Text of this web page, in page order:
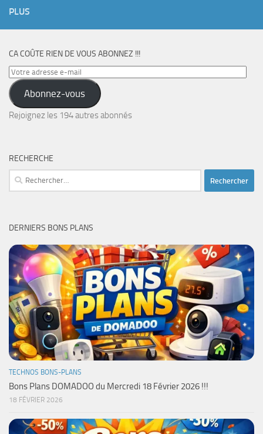
PLUS
CA COÛTE RIEN DE VOUS ABONNEZ !!!
Votre
adresse
e-
mail
Abonnez-vous
Rejoignez les 194 autres abonnés
RECHERCHE
Rechercher :
DERNIERS BONS PLANS
TECHNOS BONS-PLANS
Bons Plans DOMADOO du Mercredi 18 Février 2026 !!!
18 FÉVRIER 2026